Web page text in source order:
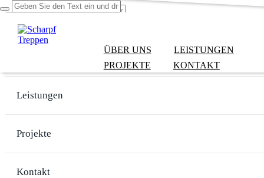
ÜBER UNS
LEISTUNGEN
PROJEKTE
KONTAKT
Leistungen
Projekte
Kontakt